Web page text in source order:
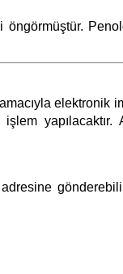
elektronik
yapılacaktır.